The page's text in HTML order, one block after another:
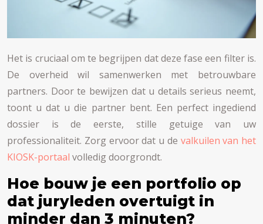
Het is cruciaal om te begrijpen dat deze fase een filter is.
De overheid wil samenwerken met betrouwbare
partners. Door te bewijzen dat u details serieus neemt,
toont u dat u die partner bent. Een perfect ingediend
dossier is de eerste, stille getuige van uw
professionaliteit. Zorg ervoor dat u de valkuilen van het
KIOSK-portaal volledig doorgrondt.
Hoe bouw je een portfolio op
dat juryleden overtuigt in
minder dan 3 minuten?